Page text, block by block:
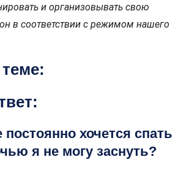
и организовывать свою
в соответствии с режимом нашего
хочется спать
я не могу заснуть?